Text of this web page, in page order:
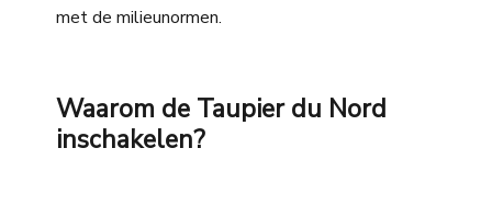
met de milieunormen.
Waarom de Taupier du Nord
inschakelen?